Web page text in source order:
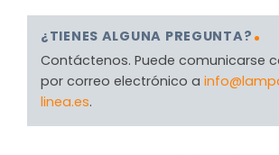
¿TIENES ALGUNA PREGUNTA?
Contáctenos. Puede comunicarse
por correo electrónico a
linea.es.